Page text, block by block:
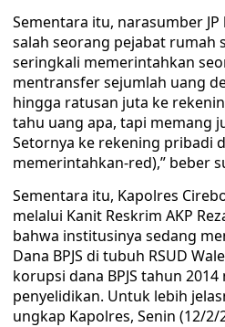
Sementara itu, narasumber
salah seorang pejabat rumah
seringkali memerintahkan
mentransfer sejumlah uang
hingga ratusan juta ke
tahu uang apa, tapi memang
Setornya ke rekening pribadi
memerintahkan-red),” beber
Sementara itu, Kapolres
melalui Kanit Reskrim AKP
bahwa institusinya sedang
Dana BPJS di tubuh RSUD
korupsi dana BPJS tahun
penyelidikan. Untuk lebih
ungkap Kapolres, Senin (12/2/